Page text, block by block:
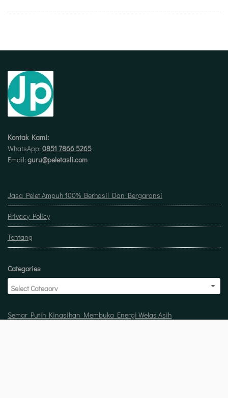
Kontak Kami:
WhatsApp: 0851 7866 5265
Email: guru@peletasli.com
Jasa Pelet Ampuh 100% Berhasil Dan Bergaransi
Privacy Policy
Tentang
Categories
Semar Putih Kinasihan Membuka Energi Welas Asih